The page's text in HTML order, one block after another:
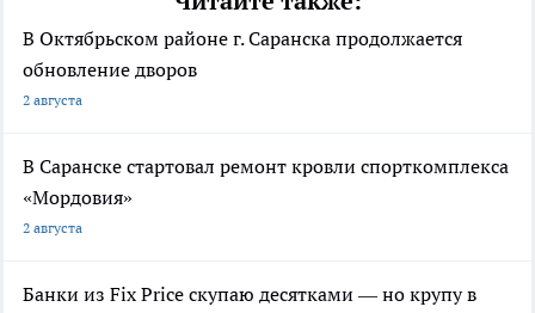
В Октябрьском районе г. Саранска продолжается
обновление дворов
2 августа
В Саранске стартовал ремонт кровли спорткомплекса
«Мордовия»
2 августа
Банки из Fix Price скупаю десятками — но крупу в